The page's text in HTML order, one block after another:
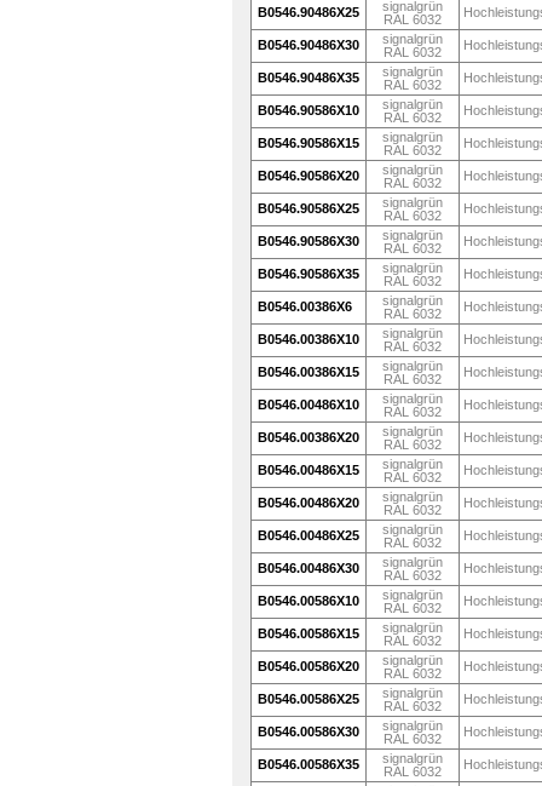
B0546.90486X25
signalgrün
RAL 6032
B0546.90486X30
signalgrün
RAL 6032
B0546.90486X35
signalgrün
RAL 6032
B0546.90586X10
signalgrün
RAL 6032
B0546.90586X15
signalgrün
RAL 6032
B0546.90586X20
signalgrün
RAL 6032
B0546.90586X25
signalgrün
RAL 6032
B0546.90586X30
signalgrün
RAL 6032
B0546.90586X35
signalgrün
RAL 6032
B0546.00386X6
signalgrün
RAL 6032
B0546.00386X10
signalgrün
RAL 6032
B0546.00386X15
signalgrün
RAL 6032
B0546.00486X10
signalgrün
RAL 6032
B0546.00386X20
signalgrün
RAL 6032
B0546.00486X15
signalgrün
RAL 6032
B0546.00486X20
signalgrün
RAL 6032
B0546.00486X25
signalgrün
RAL 6032
B0546.00486X30
signalgrün
RAL 6032
B0546.00586X10
signalgrün
RAL 6032
B0546.00586X15
signalgrün
RAL 6032
B0546.00586X20
signalgrün
RAL 6032
B0546.00586X25
signalgrün
RAL 6032
B0546.00586X30
signalgrün
RAL 6032
B0546.00586X35
signalgrün
RAL 6032